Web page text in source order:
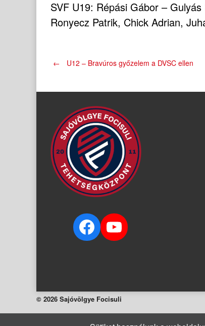
SVF U19: Répási Gábor –
Ronyecz Patrik, Chick Adrian,
Post
navigation
← U12 – Bravúros győzelem a DVSC ellen
Facebook
YouTube
© 2026 Sajóvölgye Focisuli